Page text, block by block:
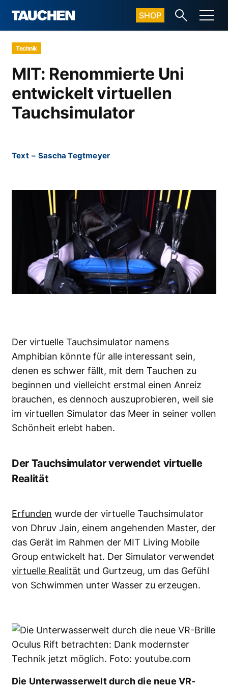
SHOP
Technik
MIT: Renommierte Uni
entwickelt virtuellen
Tauchsimulator
Text – Sascha Tegtmeyer
Der virtuelle Tauchsimulator namens
Amphibian könnte für alle interessant sein,
denen es schwer fällt, mit dem Tauchen zu
beginnen und vielleicht erstmal einen Anreiz
brauchen, es dennoch auszuprobieren, weil sie
im virtuellen Simulator das Meer in seiner vollen
Schönheit erlebt haben.
Der Tauchsimulator verwendet virtuelle
Realität
Erfunden wurde der virtuelle Tauchsimulator
von Dhruv Jain, einem angehenden Master, der
das Gerät im Rahmen der MIT Living Mobile
Group entwickelt hat. Der Simulator verwendet
virtuelle Realität und Gurtzeug, um das Gefühl
von Schwimmen unter Wasser zu erzeugen.
Die Unterwasserwelt durch die neue VR-